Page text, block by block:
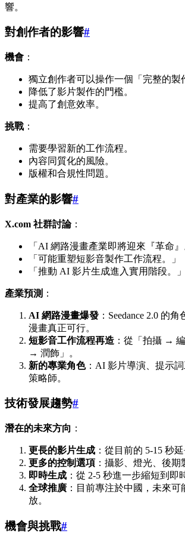
響。
對創作者的影響#
機會 ：
獨立創作者可以操作一個「完整的製
降低了影片製作的門檻。
提高了創意效率。
挑戰：
需要學習新的工作流程。
內容同質化的風險。
版權和合規性問題。
對產業的影響#
X.com 社群討論：
「AI 網路漫畫產業即將迎來『革命』
「可能重塑短影音製作工作流程。」
「推動 AI 影片生成進入實用階段。」
產業預測 ：
AI 網路漫畫爆發 ：Seedance 2.0 的
漫畫真正可行。
短影音工作流程再造 ：從「拍攝 →
→ 潤飾」。
新的專業角色：AI 影片導演、提示
策略師。
技術發展趨勢#
潛在的未來方向 ：
更長的影片生成 ：從目前的 5-15 秒
更多的控制選項 ：攝影、燈光、後期
即時生成 ：從 2-5 秒進一步縮短到即
全球推廣 ：目前專注於中國，未來
放。
機會與挑戰#